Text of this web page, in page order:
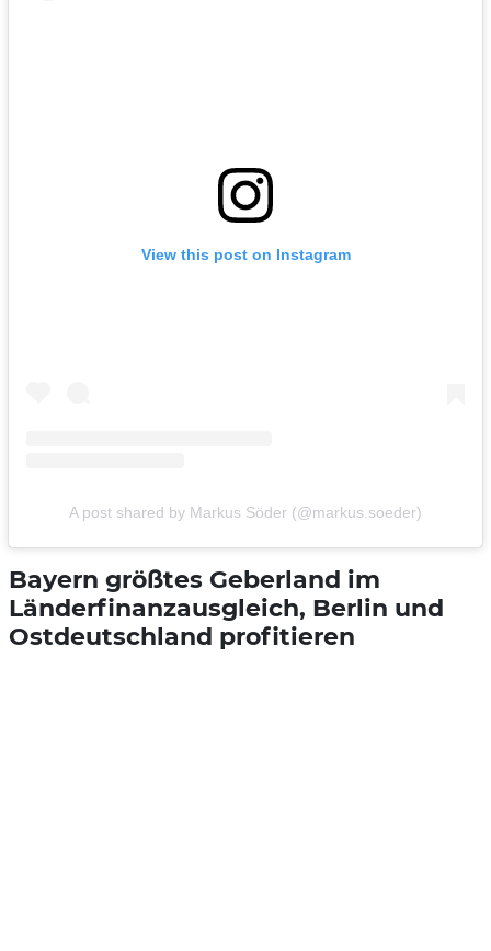
View this post on Instagram
A post shared by Markus Söder (@markus.soeder)
Bayern größtes Geberland im
Länderfinanzausgleich, Berlin und
Ostdeutschland profitieren